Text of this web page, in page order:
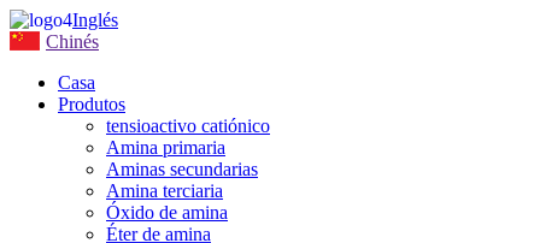
Inglés
Chinés
Casa
Produtos
tensioactivo catiónico
Amina primaria
Aminas secundarias
Amina terciaria
Óxido de amina
Éter de amina